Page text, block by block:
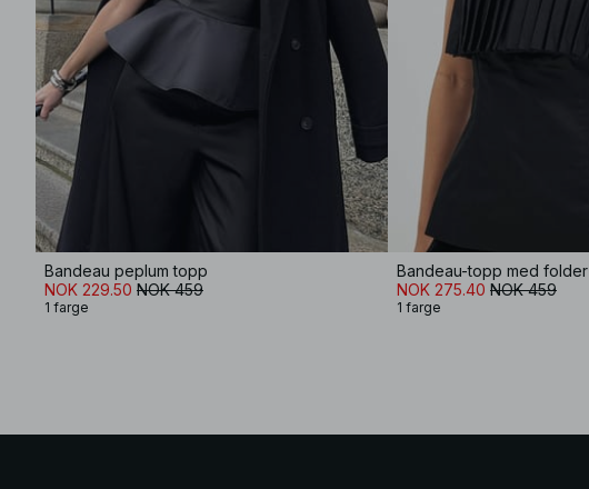
Bandeau peplum topp
NOK 229.50 NOK 459
1 farge
Bandeau-topp med folder
NOK 275.40 NOK 459
1 farge